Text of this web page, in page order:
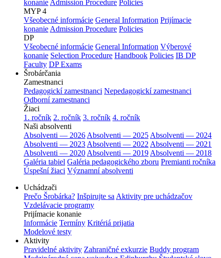
konanie Admission Procedure Policies
MYP 4
Všeobecné informácie General Information Prijímacie
konanie Admission Procedure Policies
DP
Všeobecné informácie General Information Výberové
konanie Selection Procedure Handbook Policies IB DP
Faculty DP Exams
Šrobárčania
Zamestnanci
Pedagogickí zamestnanci Nepedagogickí zamestnanci
Odborní zamestnanci
Žiaci
1. ročník 2. ročník 3. ročník 4. ročník
Naši absolventi
Absolventi — 2026 Absolventi — 2025 Absolventi — 2024
Absolventi — 2023 Absolventi — 2022 Absolventi — 2021
Absolventi — 2020 Absolventi — 2019 Absolventi — 2018
Galéria tabiel Galéria pedagogického zboru Premianti ročníka
Úspešní žiaci Významní absolventi
Uchádzači
Prečo Šrobárka? Inšpirujte sa Aktivity pre uchádzačov
Vzdelávacie programy
Prijímacie konanie
Informácie Termíny Kritériá prijatia
Modelové testy
Aktivity
Pravidelné aktivity Zahraničné exkurzie Buddy program